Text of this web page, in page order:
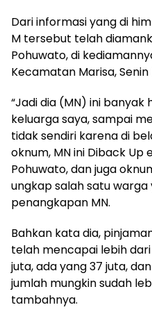
Dari informasi yang di
M tersebut telah
Pohuwato, di
Kecamatan Marisa,
“Jadi dia (MN) ini
keluarga saya, sampai
tidak sendiri karena di
oknum, MN ini Diback Up
Pohuwato, dan juga
ungkap salah satu
penangkapan MN.
Bahkan kata dia,
telah mencapai lebih dari
juta, ada yang 37 juta,
jumlah mungkin sudah
tambahnya.